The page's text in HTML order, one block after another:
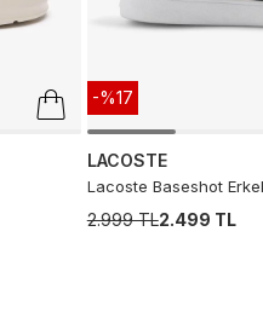
-%17
LACOSTE
Lacoste Baseshot
2.999 TL2.499 TL